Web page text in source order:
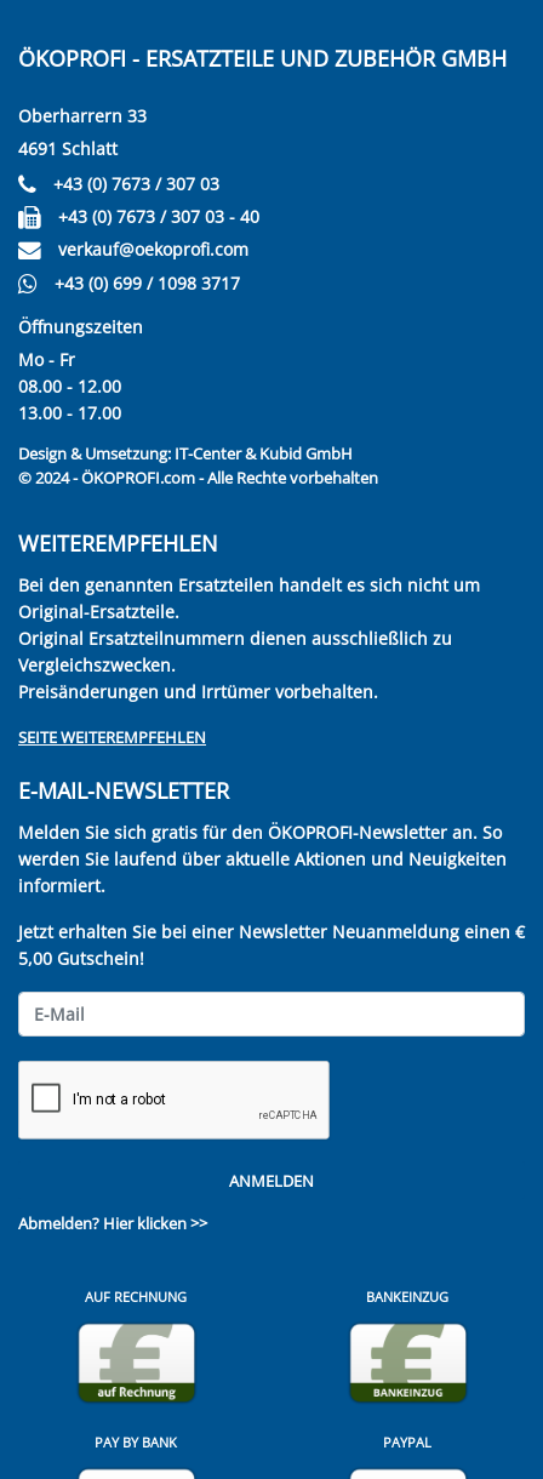
ÖKOPROFI - ERSATZTEILE UND ZUBEHÖR GMBH
Oberharrern 33
4691 Schlatt
+43 (0) 7673 / 307 03
+43 (0) 7673 / 307 03 - 40
verkauf@oekoprofi.com
+43 (0) 699 / 1098 3717
Öffnungszeiten
Mo - Fr
08.00 - 12.00
13.00 - 17.00
Design & Umsetzung: IT-Center & Kubid GmbH
© 2024 - ÖKOPROFI.com - Alle Rechte vorbehalten
WEITEREMPFEHLEN
Bei den genannten Ersatzteilen handelt es sich nicht um
Original-Ersatzteile.
Original Ersatzteilnummern dienen ausschließlich zu
Vergleichszwecken.
Preisänderungen und Irrtümer vorbehalten.
SEITE WEITEREMPFEHLEN
E-MAIL-NEWSLETTER
Melden Sie sich gratis für den ÖKOPROFI-Newsletter an. So
werden Sie laufend über aktuelle Aktionen und Neuigkeiten
informiert.
Jetzt erhalten Sie bei einer Newsletter Neuanmeldung einen €
5,00 Gutschein!
ANMELDEN
Abmelden? Hier klicken >>
AUF RECHNUNG BANKEINZUG
PAY BY BANK PAYPAL